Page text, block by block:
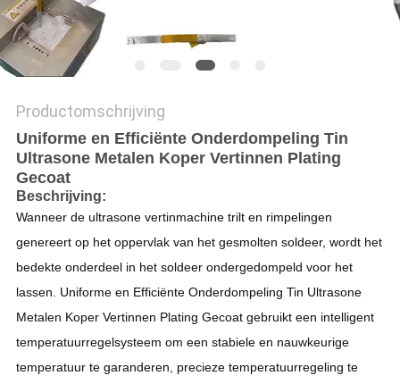
Productomschrijving
Uniforme en Efficiënte Onderdompeling Tin
Ultrasone Metalen Koper Vertinnen Plating
Gecoat
Beschrijving:
Wanneer de ultrasone vertinmachine trilt en rimpelingen
genereert op het oppervlak van het gesmolten soldeer, wordt het
bedekte onderdeel in het soldeer ondergedompeld voor het
lassen. Uniforme en Efficiënte Onderdompeling Tin Ultrasone
Metalen Koper Vertinnen Plating Gecoat gebruikt een intelligent
temperatuurregelsysteem om een stabiele en nauwkeurige
temperatuur te garanderen, precieze temperatuurregeling te